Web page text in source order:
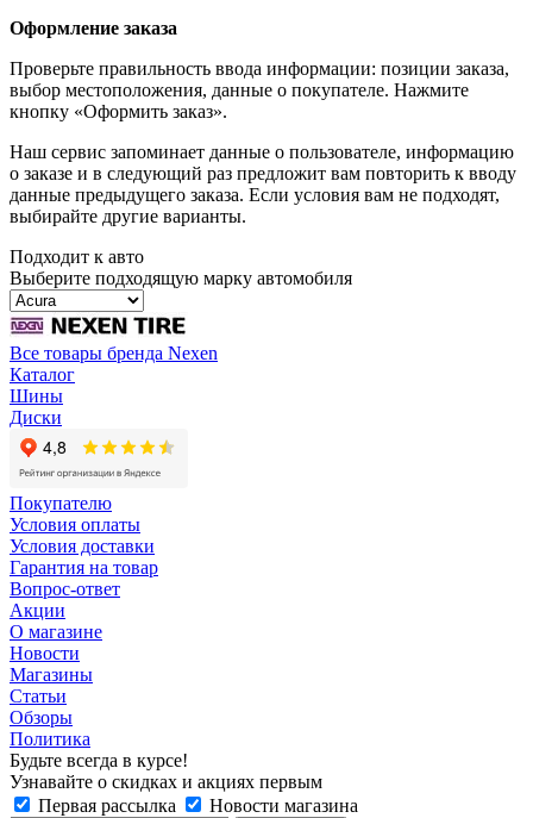
Оформление заказа
Проверьте правильность ввода информации: позиции заказа,
выбор местоположения, данные о покупателе. Нажмите
кнопку «Оформить заказ».
Наш сервис запоминает данные о пользователе, информацию
о заказе и в следующий раз предложит вам повторить к вводу
данные предыдущего заказа. Если условия вам не подходят,
выбирайте другие варианты.
Подходит к авто
Выберите подходящую марку автомобиля
Все товары бренда Nexen
Каталог
Шины
Диски
Покупателю
Условия оплаты
Условия доставки
Гарантия на товар
Вопрос-ответ
Акции
О магазине
Новости
Магазины
Статьи
Обзоры
Политика
Будьте всегда в курсе!
Узнавайте о скидках и акциях первым
Первая рассылка
Новости магазина